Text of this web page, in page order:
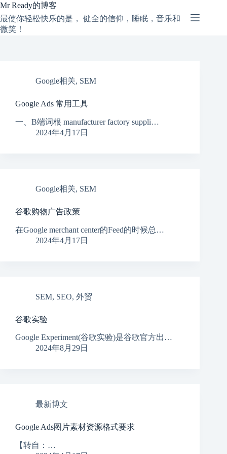
跳
过
内
容
Mr Ready的博客
最使你轻松快乐的是， 健全的信仰，睡眠，音乐和
微笑！
Google相关, SEM
Google Ads 常用工具
一、B端词根 manufacturer factory suppli…
2024年4月17日
Google相关, SEM
谷歌购物广告政策
在Google merchant center的Feed的时候总…
2024年4月17日
SEM, SEO, 外贸
谷歌实验
Google Experiment(谷歌实验)是谷歌官方出…
2024年8月29日
最新博文
Google Ads图片素材资源格式要求
【转自：…